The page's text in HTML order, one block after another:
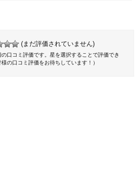
(まだ評価されていません)
の口コミ評価です。星を選択することで評価でき
様の口コミ評価をお待ちしています！）